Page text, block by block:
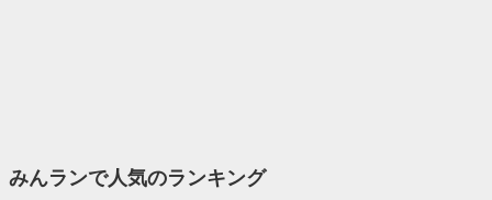
みんランで人気のランキング